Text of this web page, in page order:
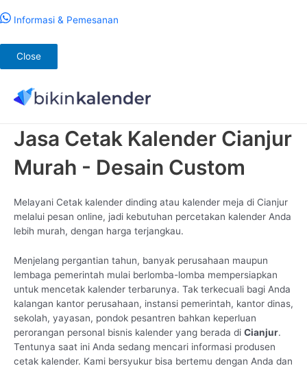
Informasi & Pemesanan
Close
konten
Jasa Cetak Kalender Cianjur
Murah - Desain Custom
Melayani Cetak kalender dinding atau kalender meja di Cianjur
melalui pesan online, jadi kebutuhan percetakan kalender Anda
lebih murah, dengan harga terjangkau.
Menjelang pergantian tahun, banyak perusahaan maupun
lembaga pemerintah mulai berlomba-lomba mempersiapkan
untuk mencetak kalender terbarunya. Tak terkecuali bagi Anda
kalangan kantor perusahaan, instansi pemerintah, kantor dinas,
sekolah, yayasan, pondok pesantren bahkan keperluan
perorangan personal bisnis kalender yang berada di Cianjur.
Tentunya saat ini Anda sedang mencari informasi produsen
cetak kalender. Kami bersyukur bisa bertemu dengan Anda dan